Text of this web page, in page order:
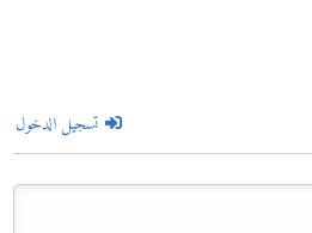
تسجيل الدخول